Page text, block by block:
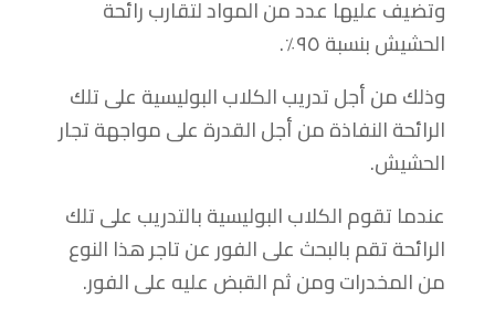
وتضيف عليها عدد من المواد لتقارب رائحة
الحشيش بنسبة ٩٥٪.
وذلك من أجل تدريب الكلاب البوليسية على تلك
الرائحة النفاذة من أجل القدرة على مواجهة تجار
الحشيش.
عندما تقوم الكلاب البوليسية بالتدريب على تلك
الرائحة تقم بالبحث على الفور عن تاجر هذا النوع
من المخدرات ومن ثم القبض عليه على الفور.